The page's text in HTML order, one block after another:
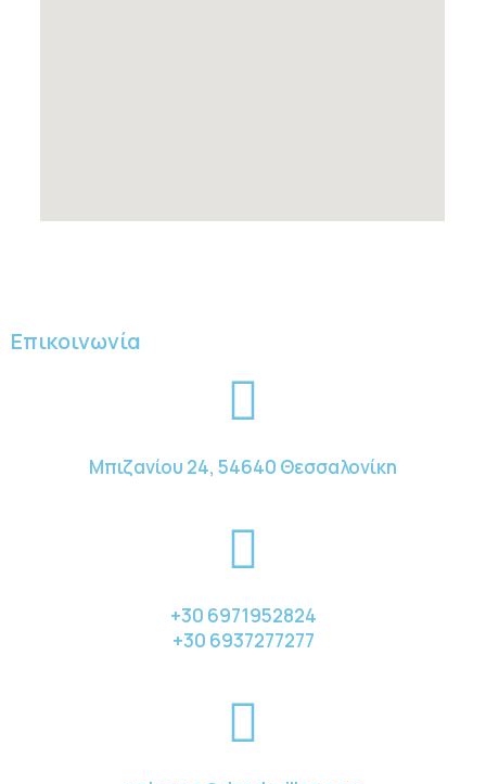
Επικοινωνία
Μπιζανίου 24, 54640 Θεσσαλονίκη
+30 6971952824
+30 6937277277